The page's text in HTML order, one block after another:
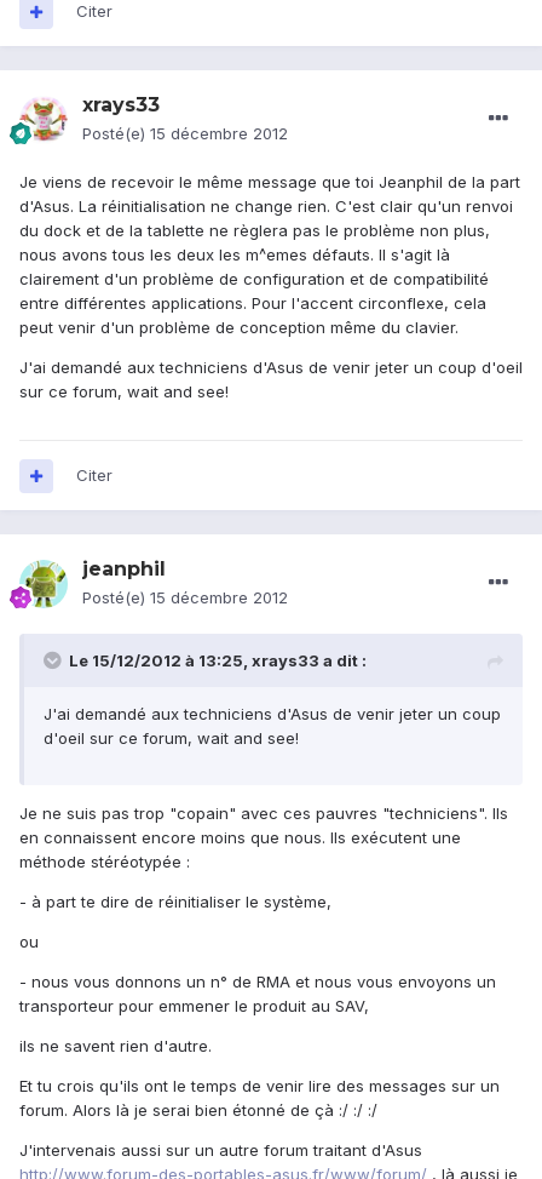
Citer
xrays33
Posté(e) 15 décembre 2012
Je viens de recevoir le même message que toi Jeanphil de la part
d'Asus. La réinitialisation ne change rien. C'est clair qu'un renvoi
du dock et de la tablette ne règlera pas le problème non plus,
nous avons tous les deux les m^emes défauts. Il s'agit là
clairement d'un problème de configuration et de compatibilité
entre différentes applications. Pour l'accent circonflexe, cela
peut venir d'un problème de conception même du clavier.
J'ai demandé aux techniciens d'Asus de venir jeter un coup d'oeil
sur ce forum, wait and see!
Citer
jeanphil
Posté(e) 15 décembre 2012
Le 15/12/2012 à 13:25, xrays33 a dit :
J'ai demandé aux techniciens d'Asus de venir jeter un coup
d'oeil sur ce forum, wait and see!
Je ne suis pas trop "copain" avec ces pauvres "techniciens". Ils
en connaissent encore moins que nous. Ils exécutent une
méthode stéréotypée :
- à part te dire de réinitialiser le système,
ou
- nous vous donnons un n° de RMA et nous vous envoyons un
transporteur pour emmener le produit au SAV,
ils ne savent rien d'autre.
Et tu crois qu'ils ont le temps de venir lire des messages sur un
forum. Alors là je serai bien étonné de çà :/ :/ :/
J'intervenais aussi sur un autre forum traitant d'Asus
http://www.forum-des-portables-asus.fr/www/forum/ , là aussi je